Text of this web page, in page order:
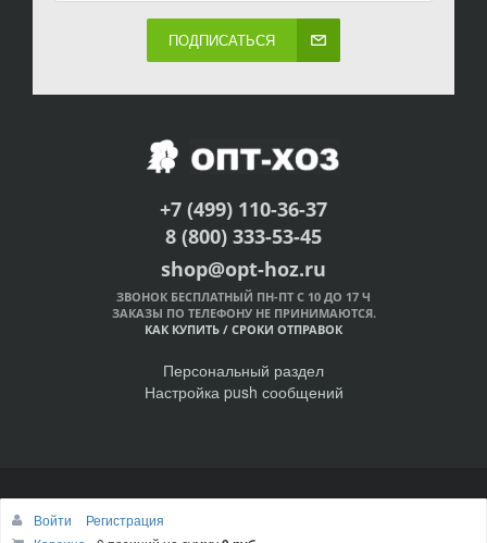
ПОДПИСАТЬСЯ
+7 (499) 110-36-37
8 (800) 333-53-45
shop@opt-hoz.ru
ЗВОНОК БЕСПЛАТНЫЙ ПН-ПТ С 10 ДО 17 Ч
ЗАКАЗЫ ПО ТЕЛЕФОНУ НЕ ПРИНИМАЮТСЯ.
КАК КУПИТЬ / СРОКИ ОТПРАВОК
Персональный раздел
Настройка push сообщений
© Интернет-магазин ОПТ-ХОЗ, 2011-2026
Войти
Регистрация